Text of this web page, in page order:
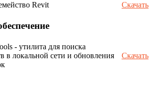
Revit Скачать
- утилита для поиска
в локальной сети и обновления
Скачать